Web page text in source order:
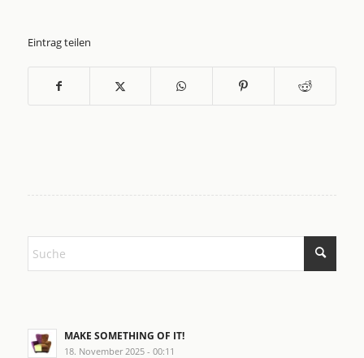
Eintrag teilen
MAKE SOMETHING OF IT!
18. November 2025 - 00:11